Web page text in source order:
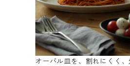
オーバル皿を、割れにくく